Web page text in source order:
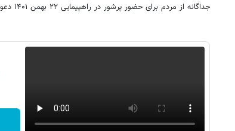
جداگانه از مردم برای حضور پرشور در راهپیمایی ۲۲ بهمن ۱۴۰۱ دعوت کردند.